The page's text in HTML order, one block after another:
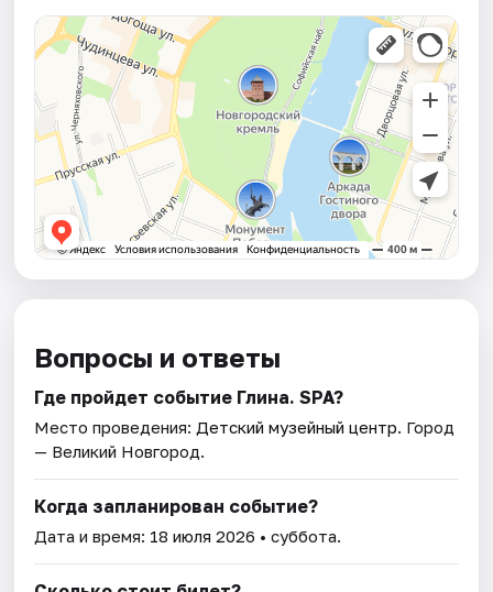
Вопросы и ответы
Где пройдет событие Глина. SPA?
Место проведения: Детский музейный центр. Город
— Великий Новгород.
Когда запланирован событие?
Дата и время: 18 июля 2026 • суббота.